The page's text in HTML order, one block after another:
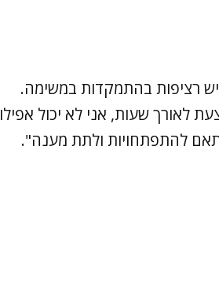
רציפות בהתמקדות במשימה.
שעות, אני לא יכול אפילו
להתפתחויות ולתת מענה".